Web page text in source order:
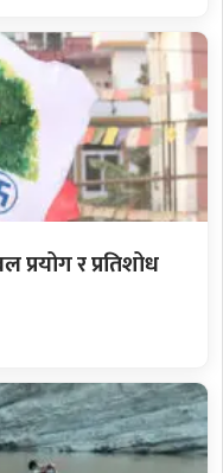
प्रयोग र प्रतिशोध